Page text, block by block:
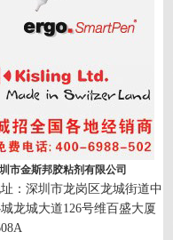
市金斯邦胶粘剂有限公司
：深圳市龙岗区龙城街道中
龙城大道126号维百盛大厦